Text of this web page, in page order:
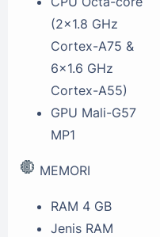
(2x1.8 GHz
Cortex-A75 &
6x1.6 GHz
Cortex-A55)
GPU Mali-G57
MP1
MEMORI
RAM 4 GB
Jenis RAM